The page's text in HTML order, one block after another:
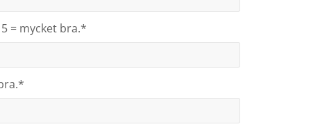
= mycket bra.*